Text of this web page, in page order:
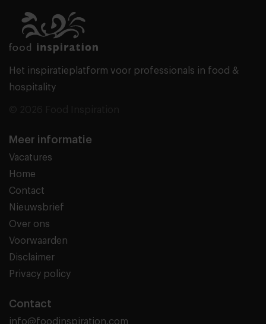
Het inspiratieplatform voor professionals in food &
hospitality
Meer informatie
Vacatures
Home
Contact
Nieuwsbrief
Over ons
Voorwaarden
Disclaimer
Privacy policy
Contact
info@foodinspiration.com